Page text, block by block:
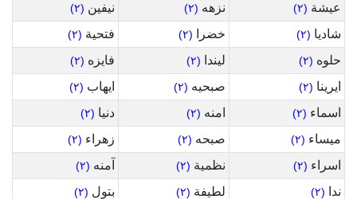
عيشة (٢) نزهه (٢) نيفين (٢)
شاديا (٢) خضرا (٢) فتحية (٢)
حلوه (٢) ليندا (٢) فايزه (٢)
ايرينا (٢) صبحيه (٢) ايهاب (٢)
اسماء (٢) امنه (٢) دنيا (٢)
ميساء (٢) صبحه (٢) زهراء (٢)
اسراء (٢) نظمية (٢) آمنه (٢)
ندا (٢) لطيفة (٢) بتول (٢)